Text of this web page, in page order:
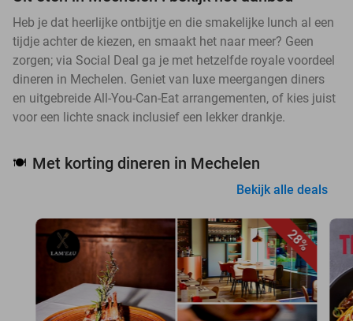
Heb je dat heerlijke ontbijtje en die smakelijke lunch al een
tijdje achter de kiezen, en smaakt het naar meer? Geen
zorgen; via Social Deal ga je met hetzelfde royale voordeel
dineren in Mechelen. Geniet van luxe meergangen diners
en uitgebreide All-You-Can-Eat arrangementen, of kies juist
voor een lichte snack inclusief een lekker drankje.
🍽️ Met korting dineren in Mechelen
Bekijk alle deals
28%